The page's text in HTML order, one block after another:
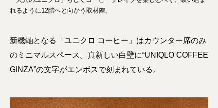
れるように12階へと向かう取材陣。
新機軸となる「ユニクロ コーヒー」はカウンター席のみ
のミニマルスペース。真新しい白壁に“UNIQLO COFFEE
GINZA”の文字がエンボスで刻まれている。